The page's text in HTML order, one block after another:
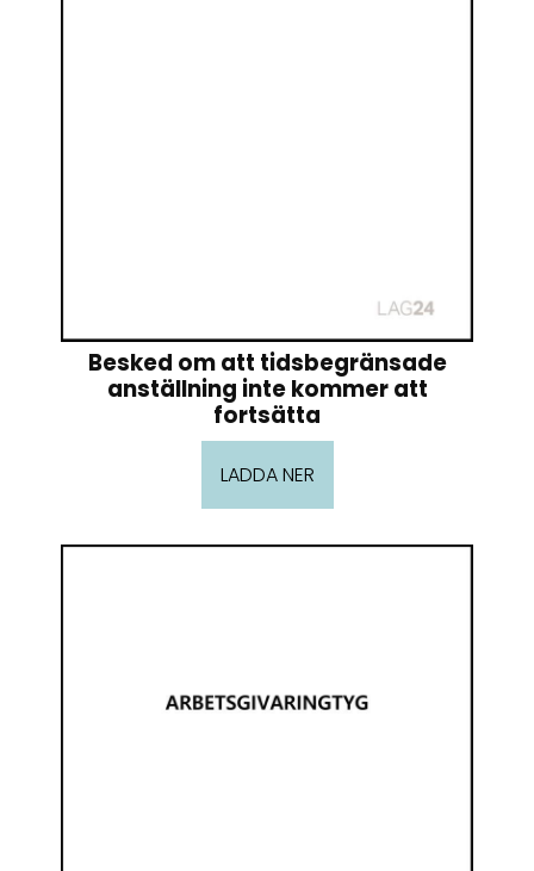
Besked om att tidsbegränsade
anställning inte kommer att
fortsätta
LADDA NER